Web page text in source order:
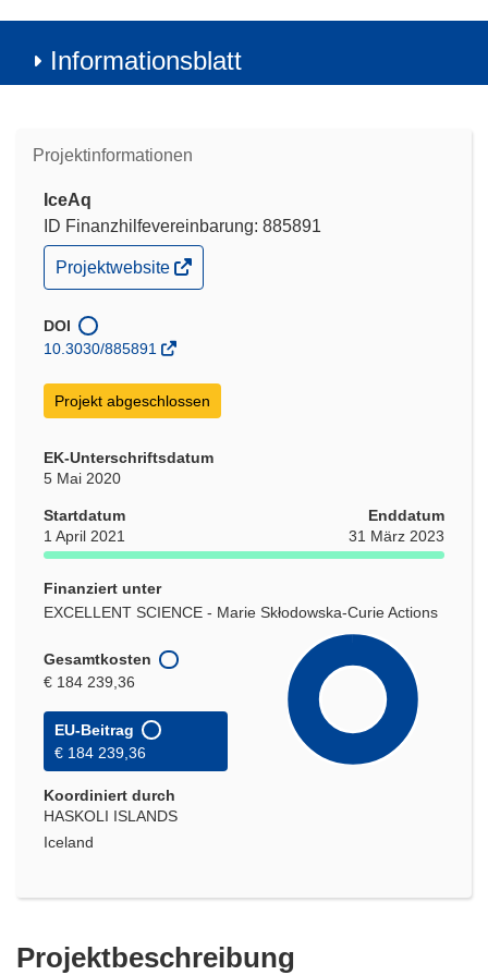
Informationsblatt
Projektinformationen
IceAq
ID Finanzhilfevereinbarung: 885891
(öffnet
in
Fenster)
Projektwebsite
DOI
10.3030/885891
Projekt abgeschlossen
EK-Unterschriftsdatum
5 Mai 2020
Startdatum
1 April 2021
Enddatum
31 März 2023
Finanziert unter
EXCELLENT SCIENCE - Marie Skłodowska-Curie Actions
Gesamtkosten
€ 184 239,36
EU-Beitrag
€ 184 239,36
Koordiniert durch
HASKOLI ISLANDS
Iceland
Projektbeschreibung